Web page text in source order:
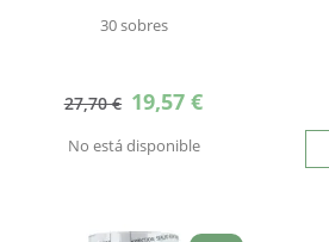
30 sobres
27,70 € Precio
especial
19,57 €
No está disponible